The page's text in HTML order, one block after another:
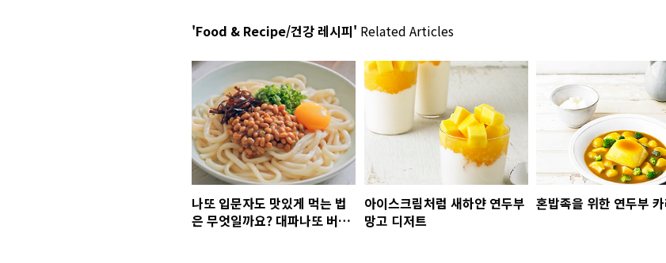
'Food & Recipe/건강 레시피' Related Articles
나또 입문자도 맛있게 먹는 법
은 무엇일까요? 대파나또 버터
아이스크림처럼 새하얀 연두부
망고 디저트
혼밥족을 위한 연두부